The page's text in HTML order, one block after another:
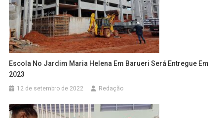
Escola No Jardim Maria Helena Em Barueri Será Entregue Em
2023
12 de setembro de 2022 Redação